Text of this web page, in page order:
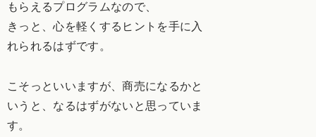
もらえるプログラムなので、
きっと、心を軽くするヒントを手に入
れられるはずです。
こそっといいますが、商売になるかと
いうと、なるはずがないと思っていま
す。